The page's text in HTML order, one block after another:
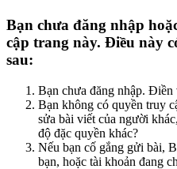
Bạn chưa đăng nhập
cập trang này. Điều này
sau:
Bạn chưa đăng nhập.
Bạn không có quyền truy
sửa bài viết của người
độ đặc quyền khác?
Nếu bạn cố gắng gửi bài,
bạn, hoặc tài khoản đang